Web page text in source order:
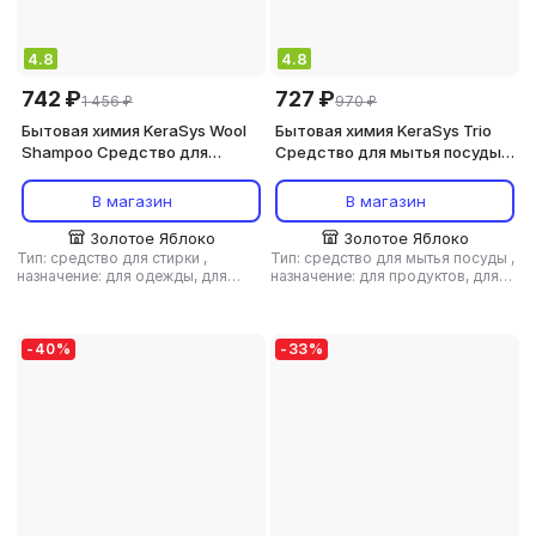
4.8
742 ₽1 456 ₽
Бытовая химия KeraSys Wool
Shampoo Средство для
Оригинальный, 1300
В магазин
Золотое Яблоко
Тип: средство для стирки ,
назначение: для одежды, для
цветного белья, для шерсти и
шелка, для деликатных тканей, для
4.8
727 ₽970 ₽
Бытовая химия KeraSys Trio
Средство для мытья посуды
200мл зап.блок
В магазин
Золотое Яблоко
Тип: средство для мытья посуды ,
назначение: для продуктов, для
- 40% - 33%